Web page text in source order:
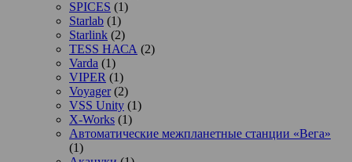
SPICES (1)
Starlab (1)
Starlink (2)
TESS НАСА (2)
Varda (1)
VIPER (1)
Voyager(2)
VSS Unity (1)
X-Works (1)
Автоматические межпланетные станции «Вега»
(1)